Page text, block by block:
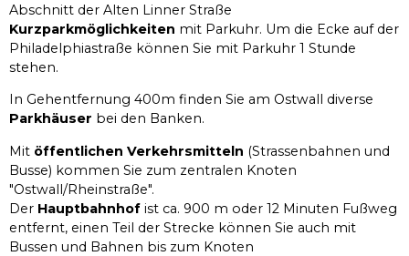
Abschnitt der Alten Linner Straße
Kurzparkmöglichkeiten mit Parkuhr. Um die Ecke auf der
Philadelphiastraße können Sie mit Parkuhr 1 Stunde
stehen.
In Gehentfernung 400m finden Sie am Ostwall diverse
Parkhäuser bei den Banken.
Mit öffentlichen Verkehrsmitteln (Strassenbahnen und
Busse) kommen Sie zum zentralen Knoten
"Ostwall/Rheinstraße".
Der Hauptbahnhof ist ca. 900 m oder 12 Minuten Fußweg
entfernt, einen Teil der Strecke können Sie auch mit
Bussen und Bahnen bis zum Knoten